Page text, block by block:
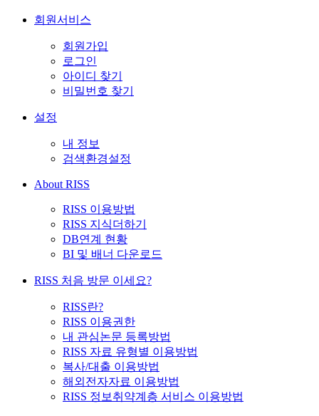
회원서비스
회원가입
로그인
아이디 찾기
비밀번호 찾기
설정
내 정보
검색환경설정
About RISS
RISS 이용방법
RISS 지식더하기
DB연계 현황
BI 및 배너 다운로드
RISS 처음 방문 이세요?
RISS란?
RISS 이용권한
내 관심논문 등록방법
RISS 자료 유형별 이용방법
복사/대출 이용방법
해외전자자료 이용방법
RISS 정보취약계층 서비스 이용방법